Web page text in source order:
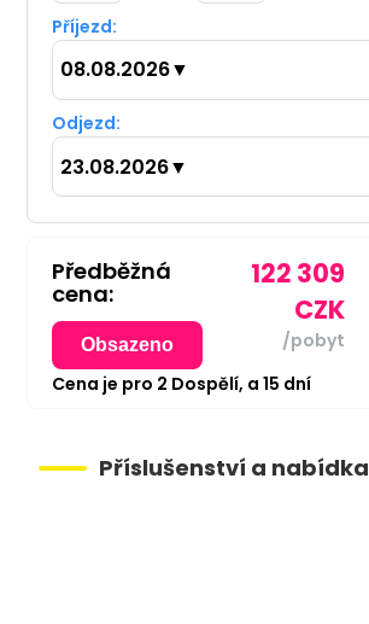
Příjezd:
08.08.2026▼
Odjezd:
23.08.2026▼
Předběžná
cena:
Obsazeno
122 309
CZK
/pobyt
Cena je pro 2 Dospělí, a 15 dní
Příslušenství a nabídka